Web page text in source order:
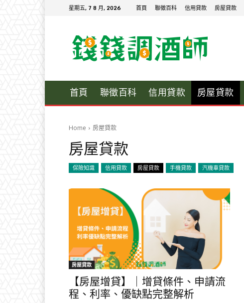
星期五, 7 8 月, 2026 首頁 聯徵百科 信用貸款 房屋貸款
首頁 聯徵百科 信用貸款 房屋貸款
Home 房屋貸款
房屋貸款
保險知識 信用貸款 房屋貸款 手機貸款 汽機車貸款
房屋貸款
【房屋增貸】｜增貸條件、申請流
程、利率、優缺點完整解析